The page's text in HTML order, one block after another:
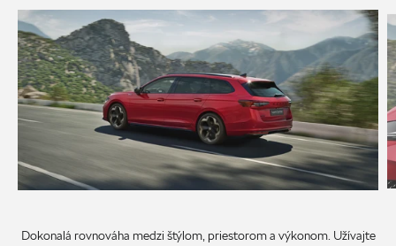
Dokonalá rovnováha medzi štýlom, priestorom a výkonom. Užívajte